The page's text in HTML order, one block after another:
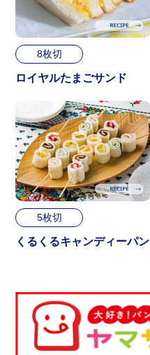
8枚切
ロイヤルたまごサンド
5枚切
くるくるキャンディーパン